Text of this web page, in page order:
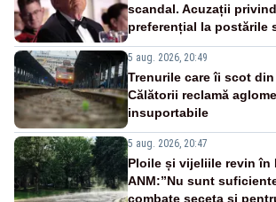
scandal. Acuzații
preferențial la postările
5 aug. 2026, 20:49
Trenurile care îi scot
Călătorii reclamă
insuportabile
5 aug. 2026, 20:47
Ploile și vijeliile revin în
ANM:”Nu sunt
combate seceta și